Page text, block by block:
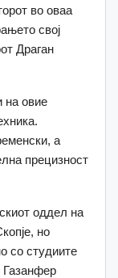
во оваа
свој
Драган
на овие
а
прецизност
оддел на
но
со студиите
Газанфер